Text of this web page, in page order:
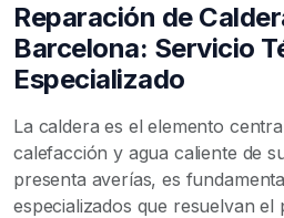
Reparación de
Barcelona: Servicio
Especializado
La caldera es el elemento
calefacción y agua caliente de
presenta averías, es
especializados que resuelvan